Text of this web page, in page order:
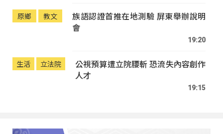
原鄉 教文
族語認證首推在地測驗 屏東舉辦說明
會
19:20
生活 立法院
公視預算遭立院腰斬 恐流失內容創作
人才
19:15